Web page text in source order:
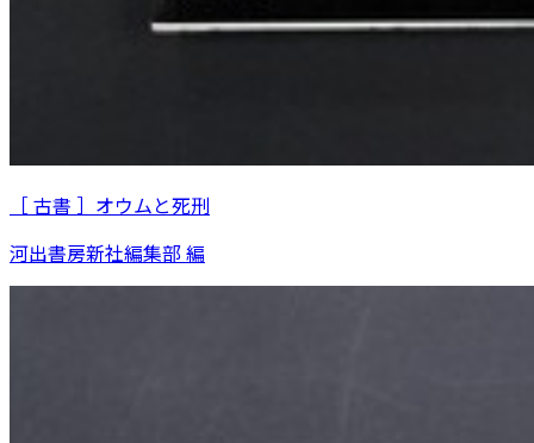
［ 古書 ］オウムと死刑
河出書房新社編集部 編